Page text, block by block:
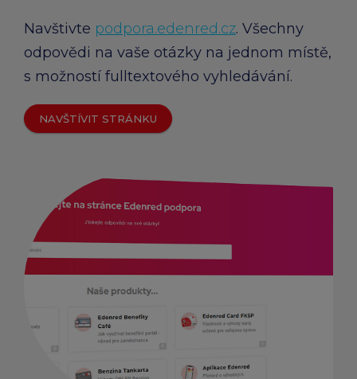
Navštivte podpora.edenred.cz. Všechny
odpovědi na vaše otázky na jednom místě,
s možností fulltextového vyhledávání.
NAVŠTÍVIT STRÁNKU